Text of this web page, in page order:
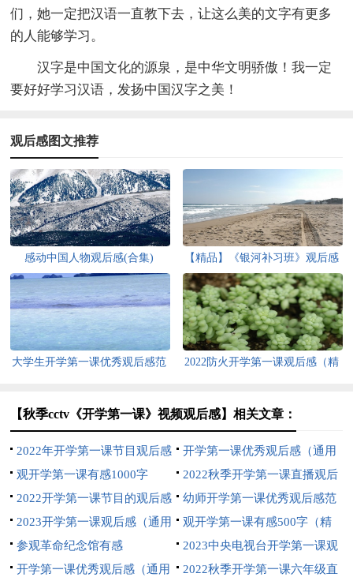
们，她一定把汉语一直教下去，让这么美的文字有更多
的人能够学习。
汉字是中国文化的源泉，是中华文明骄傲！我一定
要好好学习汉语，发扬中国汉字之美！
观后感图文推荐
感动中国人物观后感(合集) 【精品】《银河补习班》观后感
大学生开学第一课优秀观后感范
2022防火开学第一课观后感（精
【秋季cctv《开学第一课》视频观后感】相关文章：
2022年开学第一课节目观后感
500字（通用10篇）
开学第一课优秀观后感（通用
5篇）
观开学第一课有感1000字
2022秋季开学第一课直播观后
感范文（通用7篇）
2022开学第一课节目的观后感
范文（精选7篇）
幼师开学第一课优秀观后感范
文（精选8篇）
2023开学第一课观后感（通用
26篇）
观开学第一课有感500字（精
选10篇）
参观革命纪念馆有感
2023中央电视台开学第一课观
后感（精选34篇）
开学第一课优秀观后感（通用 2022秋季开学第一课六年级直